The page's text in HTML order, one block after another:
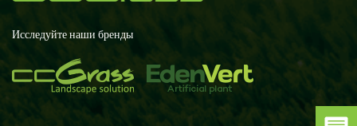
Исследуйте наши бренды